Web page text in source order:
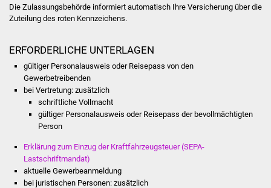
NETZMonitor
Ärzte und Apotheken
Hitzewarnung / UV-
Die Zulassungsbehörde informiert automatisch Ihre Versicherung über die
Zuteilung des roten Kennzeichens.
ERFORDERLICHE UNTERLAGEN
gültiger Personalausweis oder Reisepass von den
Gewerbetreibenden
bei Vertretung: zusätzlich
schriftliche Vollmacht
gültiger Personalausweis oder Reisepass der bevollmächtigten
Person
Erklärung zum Einzug der Kraftfahrzeugsteuer (SEPA-
Lastschriftmandat)
aktuelle Gewerbeanmeldung
bei juristischen Personen: zusätzlich